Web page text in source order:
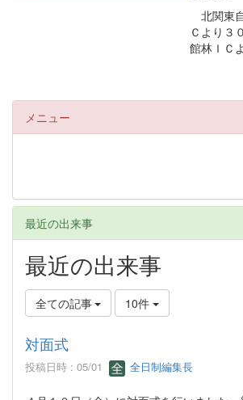
北関東
Ｃより３
館林ＩＣ
メニュー
最近の出来事
最近の出来事
全ての記事 10件
対面式
投稿日時 : 05/01 全日制編集長